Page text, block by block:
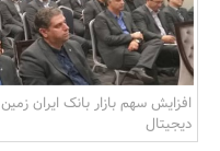
افزایش سهم بازار بانک ایران
دیجیتال